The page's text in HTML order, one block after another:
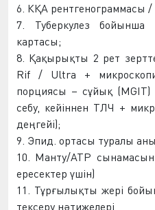
6. КҚА рентгенограммасы /
7. Туберкулез бойынша
картасы;
8. Қақырықты 2 рет
Rif / Ultra +
порциясы – сұйық (MGIT)
себу, кейіннен TЛЧ +
деңгейі);
9. Эпид. ортасы туралы
10. Манту/АТР
ересектер үшін)
11. Тұрғылықты жері
тексеру нәтижелері